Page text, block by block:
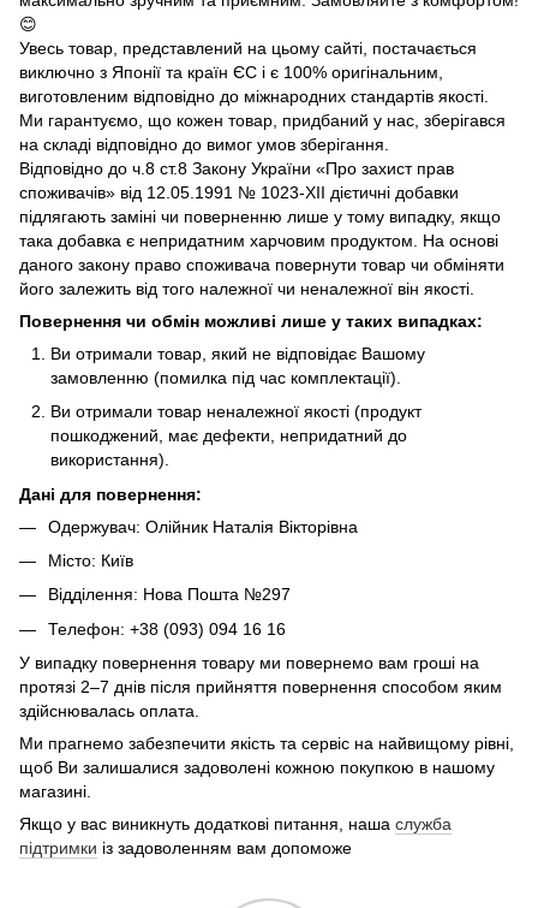
😊
Увесь товар, представлений на цьому сайті, постачається
виключно з Японії та країн ЄС і є 100% оригінальним,
виготовленим відповідно до міжнародних стандартів якості.
Ми гарантуємо, що кожен товар, придбаний у нас, зберігався
на складі відповідно до вимог умов зберігання.
Відповідно до ч.8 ст.8 Закону України «Про захист прав
споживачів» від 12.05.1991 № 1023-ХІІ дієтичні добавки
підлягають заміні чи поверненню лише у тому випадку, якщо
така добавка є непридатним харчовим продуктом. На основі
даного закону право споживача повернути товар чи обміняти
його залежить від того належної чи неналежної він якості.
Повернення чи обмін можливі лише у таких випадках:
Ви отримали товар, який не відповідає Вашому
замовленню (помилка під час комплектації).
Ви отримали товар неналежної якості (продукт
пошкоджений, має дефекти, непридатний до
використання).
Дані для повернення:
Одержувач: Олійник Наталія Вікторівна
Місто: Київ
Відділення: Нова Пошта №297
Телефон: +38 (093) 094 16 16
У випадку повернення товару ми повернемо вам гроші на
протязі 2–7 днів після прийняття повернення способом яким
здійснювалась оплата.
Ми прагнемо забезпечити якість та сервіс на найвищому рівні,
щоб Ви залишалися задоволені кожною покупкою в нашому
магазині.
Якщо у вас виникнуть додаткові питання, наша служба
підтримки із задоволенням вам допоможе